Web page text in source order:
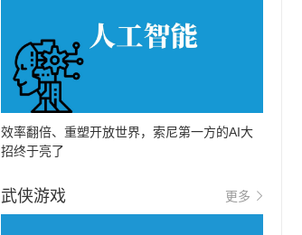
效率翻倍、重塑开放世界，索尼第一方的AI大
招终于亮了
武侠游戏 更多